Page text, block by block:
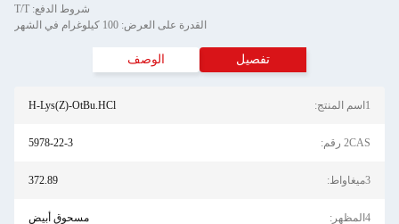
شروط الدفع: T/T
القدرة على العرض: 100 كيلوغرام في الشهر
تفصيل الوصف
1اسم المنتج: H-Lys(Z)-OtBu.HCl
2CAS رقم: 5978-22-3
3ميغاواط: 372.89
4المظهر: مسحوق أبيض